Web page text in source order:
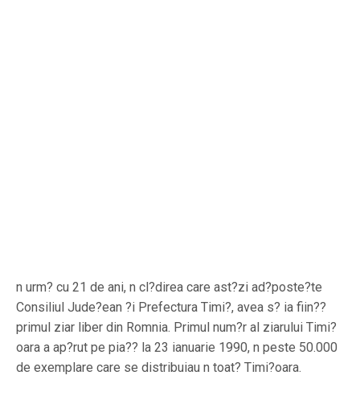
n urm? cu 21 de ani, n cl?direa care ast?zi ad?poste?te
Consiliul Jude?ean ?i Prefectura Timi?, avea s? ia fiin??
primul ziar liber din Romnia. Primul num?r al ziarului Timi?
oara a ap?rut pe pia?? la 23 ianuarie 1990, n peste 50.000
de exemplare care se distribuiau n toat? Timi?oara.